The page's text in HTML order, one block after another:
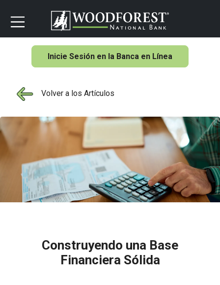
Inicie Sesión en la Banca en Línea
Volver a los Artículos
Construyendo una Base
Financiera Sólida